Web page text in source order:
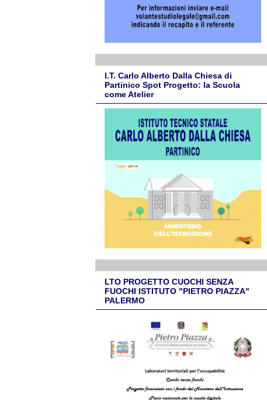
I.T. Carlo Alberto Dalla Chiesa di
Partinico Spot Progetto: la Scuola
come Atelier
LTO PROGETTO CUOCHI SENZA
FUOCHI ISTITUTO "PIETRO PIAZZA"
PALERMO